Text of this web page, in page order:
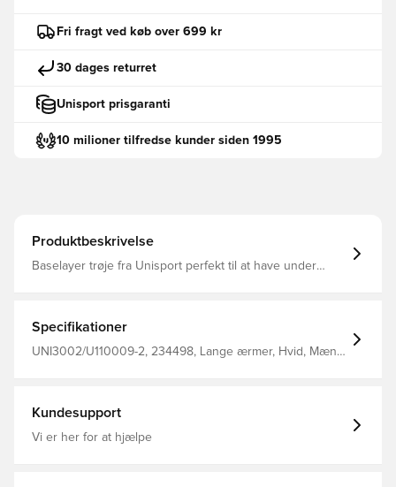
Fri fragt ved køb over 699 kr
30 dages returret
Unisport prisgaranti
10 milioner tilfredse kunder siden 1995
Produktbeskrivelse
Baselayer trøje fra Unisport perfekt til at have under
flatlock sømme for at mindske gnidninger og hudirritation,
og samtidig give dig den maksimale komfort Fremstillet i
92% polyester og 8% elastan.
Specifikationer
UNI3002/U110009-2, 234498, Lange ærmer, Hvid, Mænd,
Kundesupport
Vi er her for at hjælpe